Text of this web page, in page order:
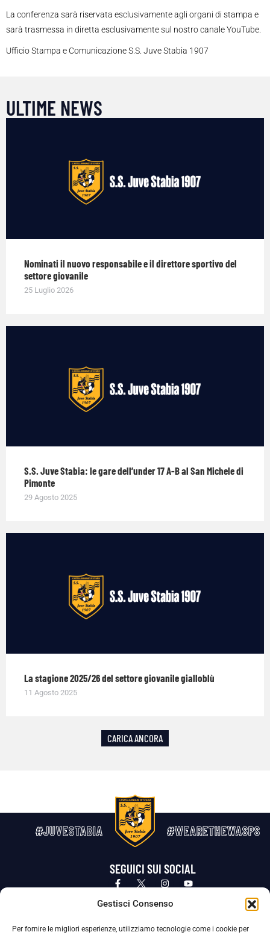
Gestisci Consenso
Per fornire le migliori esperienze, utilizziamo tecnologie come i cookie per
La conferenza sarà riservata esclusivamente agli organi di stampa e
sarà trasmessa in diretta esclusivamente sul nostro canale YouTube.
Ufficio Stampa e Comunicazione S.S. Juve Stabia 1907
ULTIME NEWS
Nominati il nuovo responsabile e il direttore sportivo del
settore giovanile
25 Luglio 2026
S.S. Juve Stabia: le gare dell’under 17 A-B al San Michele di
Pimonte
29 Agosto 2025
La stagione 2025/26 del settore giovanile gialloblù
11 Agosto 2025
CARICA ANCORA
#JUVESTABIA #WEARETHEWASPS
SEGUICI SUI SOCIAL
Privacy Policy Cookie Policy
La Società ha nominato il Responsabile della Protezione dei Dati Personali (DPO), figura specializzata che vigila sulle modalità